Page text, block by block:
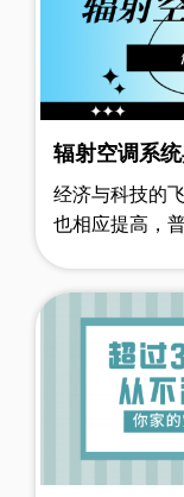
辐射空调系
经济与科技的
也相应提高，